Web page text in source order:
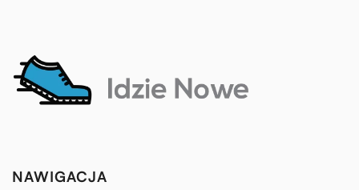
NAWIGACJA